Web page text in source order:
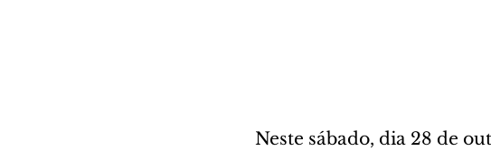
Neste sábado, dia 28 de